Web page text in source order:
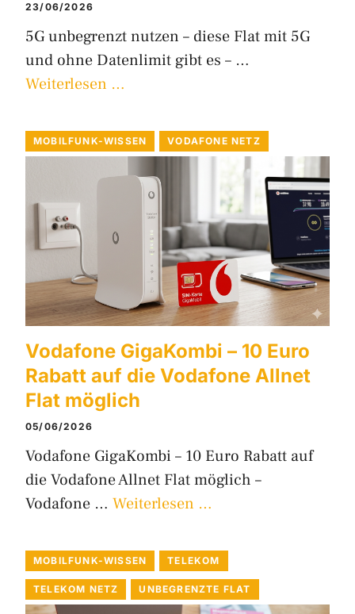
23/06/2026
5G unbegrenzt nutzen – diese Flat mit 5G
und ohne Datenlimit gibt es – …
Weiterlesen …
MOBILFUNK-WISSEN VODAFONE NETZ
Vodafone GigaKombi – 10 Euro
Rabatt auf die Vodafone Allnet
Flat möglich
05/06/2026
Vodafone GigaKombi – 10 Euro Rabatt auf
die Vodafone Allnet Flat möglich –
Vodafone … Weiterlesen …
MOBILFUNK-WISSEN TELEKOM
TELEKOM NETZ UNBEGRENZTE FLAT